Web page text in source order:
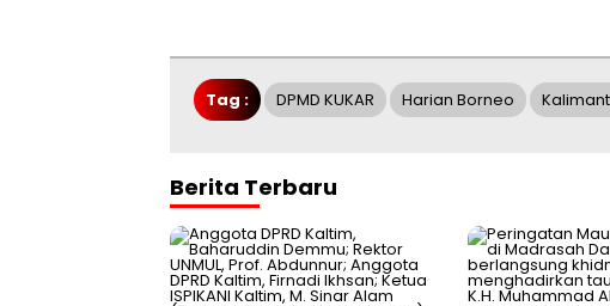
Tag : DPMD KUKAR Harian Borneo
Berita Terbaru